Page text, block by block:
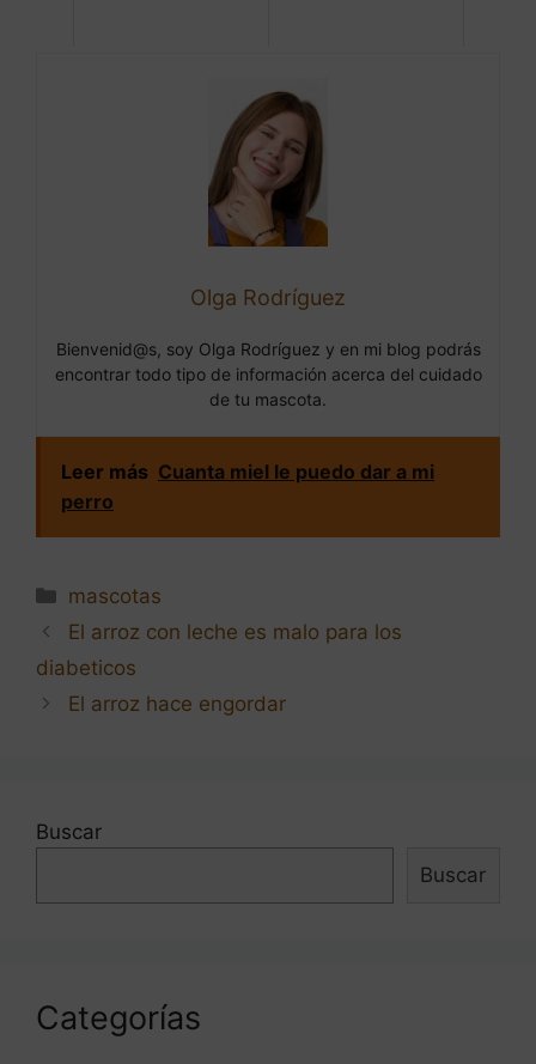
Olga Rodríguez
Bienvenid@s, soy Olga Rodríguez y en mi blog podrás
encontrar todo tipo de información acerca del cuidado
de tu mascota.
Leer más Cuanta miel le puedo dar a mi
perro
Categorías
mascotas
Navegación
de
El arroz con leche es malo para los
diabeticos
El arroz hace engordar
Buscar
Buscar
Categorías